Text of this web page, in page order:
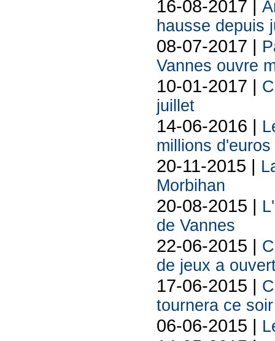
16-08-2017 |
hausse depuis
08-07-2017 |
Vannes ouvre
10-01-2017 |
juillet
14-06-2016 |
millions
20-11-2015 |
Morbihan
20-08-2015 |
de Vannes
22-06-2015 |
de jeux a
17-06-2015 |
tournera ce soir
06-06-2015 |